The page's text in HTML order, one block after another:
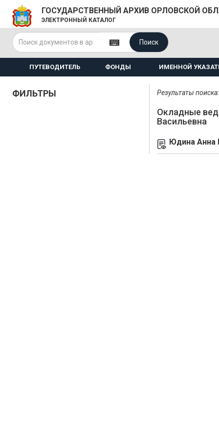
ГОСУДАРСТВЕННЫЙ АРХИВ ОРЛОВСКОЙ
ЭЛЕКТРОННЫЙ КАТАЛОГ
Поиск
ПУТЕВОДИТЕЛЬ ФОНДЫ ИМЕННОЙ
ФИЛЬТРЫ Результаты
Окладные
Васильевна
Юдина Анна